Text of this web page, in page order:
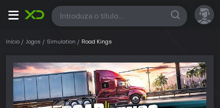
Todas
Início Jogos Simulation Road Kings